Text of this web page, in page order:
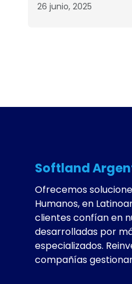
26 junio, 2025
Softland
Ofrecemos
Humanos, en
clientes confían en
desarrolladas por
especializados.
compañías